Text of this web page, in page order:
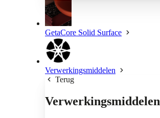
GetaCore Solid Surface
Verwerkingsmiddelen
Terug
Verwerkingsmiddelen